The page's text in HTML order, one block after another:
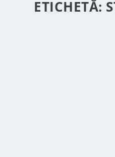
ETICHETĂ: